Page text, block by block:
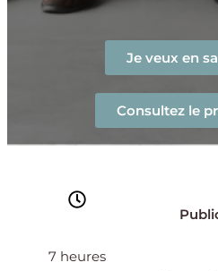
Je veux en
Consultez le
7 heures